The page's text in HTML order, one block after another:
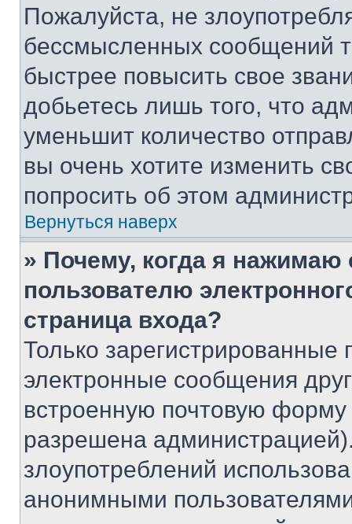
Пожалуйста, не
бессмысленных сообщений
быстрее повысить свое
добьетесь лишь того, что
уменьшит количество
вы очень хотите изменить
попросить об этом
Вернуться наверх
» Почему, когда я нажимаю
пользователю
страница входа?
Только зарегистрированные
электронные сообщения
встроенную почтовую
разрешена
злоупотреблений
анонимными